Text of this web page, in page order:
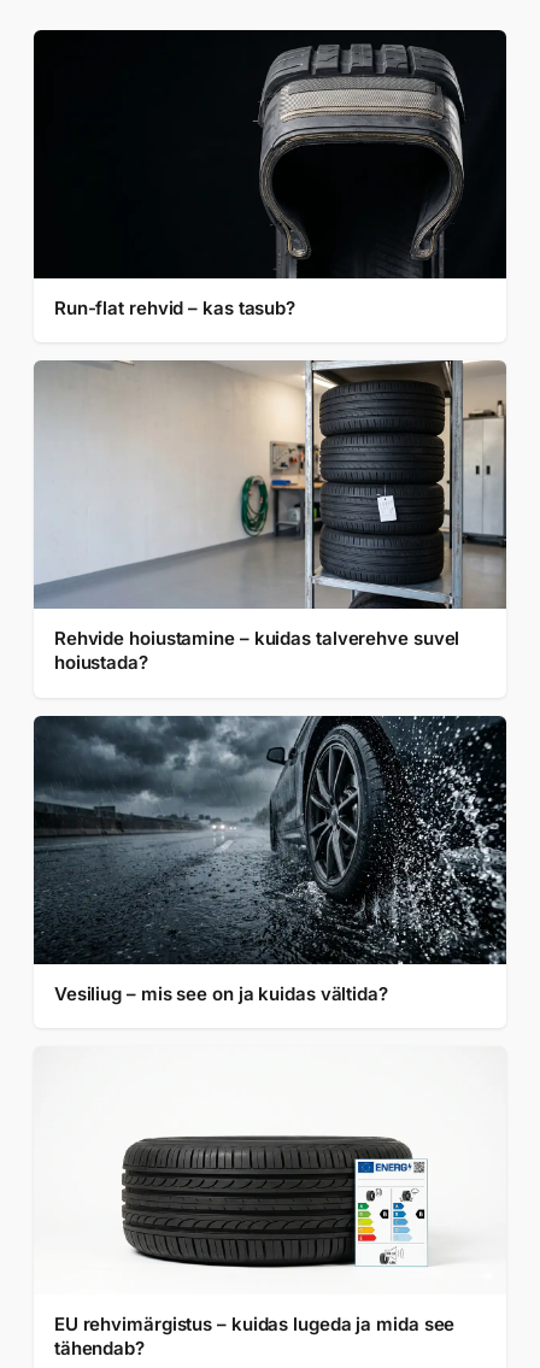
Run-flat rehvid – kas tasub?
Rehvide hoiustamine – kuidas talverehve suvel
hoiustada?
Vesiliug – mis see on ja kuidas vältida?
EU rehvimärgistus – kuidas lugeda ja mida see
tähendab?